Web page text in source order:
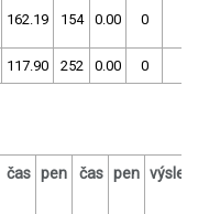
162.19 154 0.00 0
117.90 252 0.00 0
čas pen čas pen